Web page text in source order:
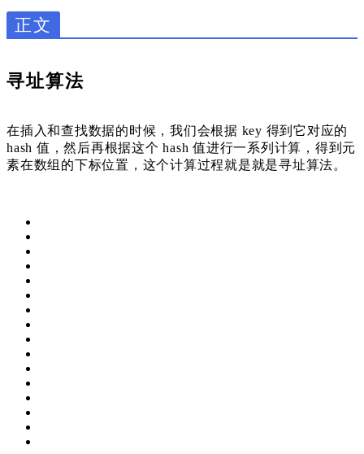
正文
寻址算法
在插入和查找数据的时候，我们会根据 key 得到它对应的
hash 值，然后再根据这个 hash 值进行一系列计算，得到元
素在数组的下标位置，这个计算过程就是就是寻址算法。